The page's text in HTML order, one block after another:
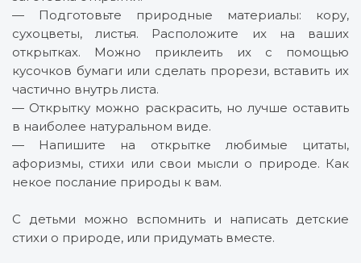
— Подготовьте природные материалы: кору,
сухоцветы, листья. Расположите их на ваших
открытках. Можно приклеить их с помощью
кусочков бумаги или сделать прорези, вставить их
частично внутрь листа.
— Открытку можно раскрасить, но лучше оставить
в наиболее натуральном виде.
— Напишите на открытке любимые цитаты,
афоризмы, стихи или свои мысли о природе. Как
некое послание природы к вам.
С детьми можно вспомнить и написать детские
стихи о природе, или придумать вместе.